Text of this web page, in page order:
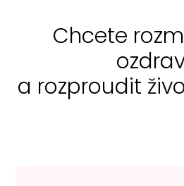
Chcete
a rozproudit